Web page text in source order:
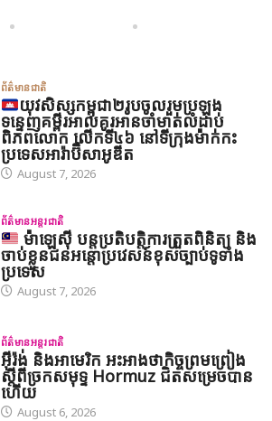
ព័ត៌មានជាតិ
យុវសិស្សកម្ពុជា២រូបចូលរួមប្រឡង
ទន្ទេញគម្ពីរអាល់គូរអានចាំមាត់លំដាប់
ពិភពលោក លើកទី៤៦ នៅទីក្រុងម៉ាក់កះ
ប្រទេសអារ៉ាប៊ីសាអូឌីត
August 7, 2026
ព័ត៌មានអន្តរជាតិ
ម៉ាឡេស៊ី បន្តប្រតិបត្តិការត្រួតពិនិត្យ និង
ចាប់ខ្លួនជនអន្តោប្រវេសន៍ខុសច្បាប់ទូទាំង
ប្រទេស
August 7, 2026
ព័ត៌មានអន្តរជាតិ
អ៊ីរ៉ង់ និងអាមេរិក អះអាងថាកិច្ចព្រមព្រៀង
ស្តីពីច្រកសមុទ្ទ Hormuz ជិតសម្រេចបាន
ហើយ
August 6, 2026